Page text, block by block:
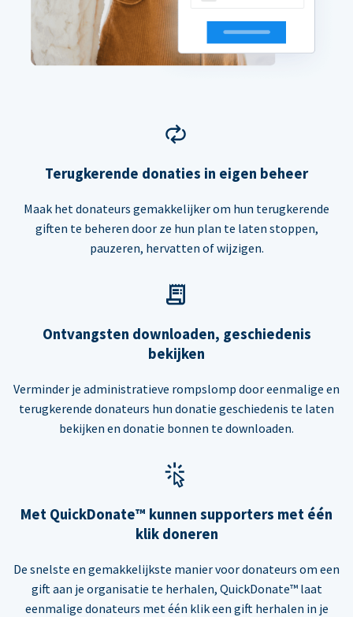
Terugkerende donaties in eigen beheer
Maak het donateurs gemakkelijker om hun terugkerende
giften te beheren door ze hun plan te laten stoppen,
pauzeren, hervatten of wijzigen.
Ontvangsten downloaden, geschiedenis
bekijken
Verminder je administratieve rompslomp door eenmalige en
terugkerende donateurs hun donatie geschiedenis te laten
bekijken en donatie bonnen te downloaden.
Met QuickDonate™ kunnen supporters met één
klik doneren
De snelste en gemakkelijkste manier voor donateurs om een
gift aan je organisatie te herhalen, QuickDonate™ laat
eenmalige donateurs met één klik een gift herhalen in je